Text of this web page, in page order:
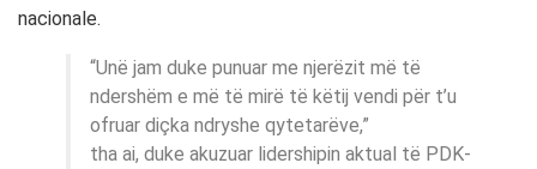
nacionale.
“Unë jam duke punuar me njerëzit më të
ndershëm e më të mirë të këtij vendi për t’u
ofruar diçka ndryshe qytetarëve,”
tha ai, duke akuzuar lidershipin aktual të PDK-